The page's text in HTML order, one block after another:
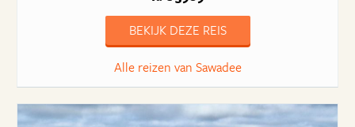
BEKIJK DEZE REIS
Alle reizen van Sawadee